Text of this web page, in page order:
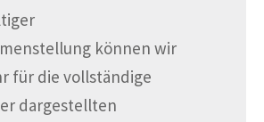
können wir
für die vollständige
dargestellten